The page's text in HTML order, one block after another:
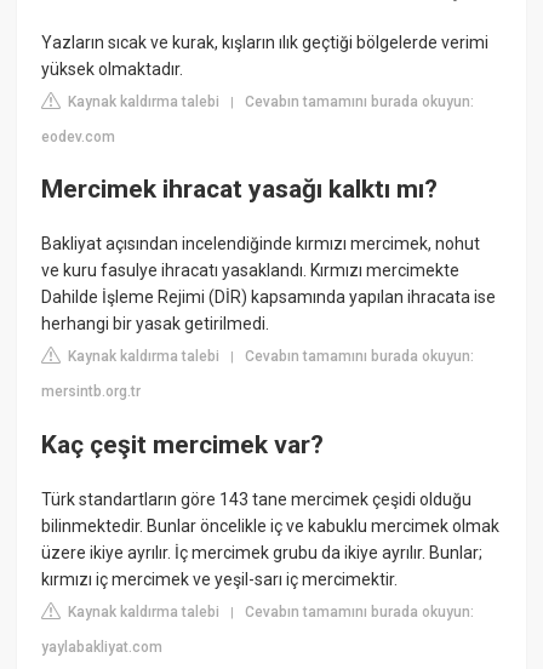
Yazların sıcak ve kurak, kışların ılık geçtiği bölgelerde verimi
yüksek olmaktadır.
Kaynak kaldırma talebi |Cevabın tamamını burada okuyun:
eodev.com
Mercimek ihracat yasağı kalktı mı?
Bakliyat açısından incelendiğinde kırmızı mercimek, nohut
ve kuru fasulye ihracatı yasaklandı. Kırmızı mercimekte
Dahilde İşleme Rejimi (DİR) kapsamında yapılan ihracata ise
herhangi bir yasak getirilmedi.
Kaynak kaldırma talebi |Cevabın tamamını burada okuyun:
mersintb.org.tr
Kaç çeşit mercimek var?
Türk standartların göre 143 tane mercimek çeşidi olduğu
bilinmektedir. Bunlar öncelikle iç ve kabuklu mercimek olmak
üzere ikiye ayrılır. İç mercimek grubu da ikiye ayrılır. Bunlar;
kırmızı iç mercimek ve yeşil-sarı iç mercimektir.
Kaynak kaldırma talebi |Cevabın tamamını burada okuyun:
yaylabakliyat.com